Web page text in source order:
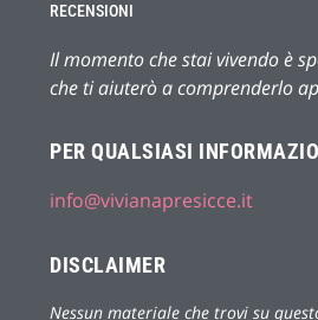
RECENSIONI
Il momento che stai vivendo è
che ti aiuterò a comprenderlo
PER QUALSIASI
info@vivianapresicce.it
DISCLAIMER
Nessun materiale che trovi su